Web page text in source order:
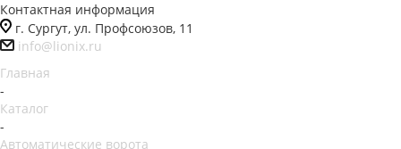
Контактная информация
г. Сургут, ул. Профсоюзов, 11
info@lionix.ru
Главная
-
Каталог
-
Автоматические ворота